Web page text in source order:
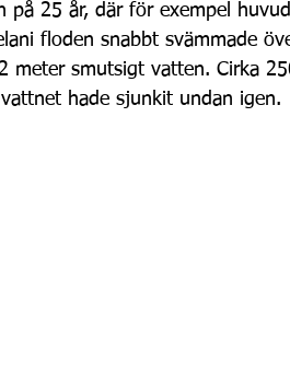
på 25 år, där för exempel
floden snabbt svämmade
meter smutsigt vatten. Cirka
hade sjunkit undan igen.